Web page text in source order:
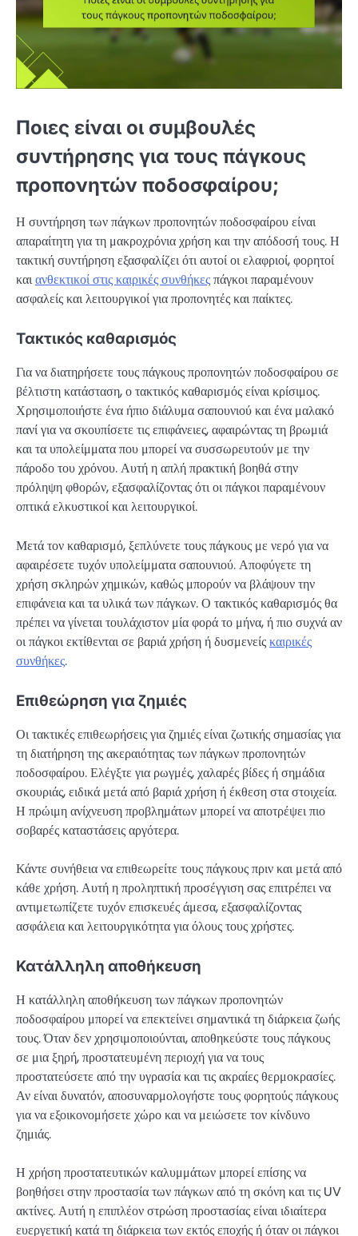
Ποιες είναι οι συμβουλές
συντήρησης για τους πάγκους
προπονητών ποδοσφαίρου;
Η συντήρηση των πάγκων προπονητών ποδοσφαίρου είναι
απαραίτητη για τη μακροχρόνια χρήση και την απόδοσή τους. Η
τακτική συντήρηση εξασφαλίζει ότι αυτοί οι ελαφριοί, φορητοί
καιανθεκτικοί στις καιρικές συνθήκεςπάγκοι παραμένουν
ασφαλείς και λειτουργικοί για προπονητές και παίκτες.
Τακτικός καθαρισμός
Για να διατηρήσετε τους πάγκους προπονητών ποδοσφαίρου σε
βέλτιστη κατάσταση, ο τακτικός καθαρισμός είναι κρίσιμος.
Χρησιμοποιήστε ένα ήπιο διάλυμα σαπουνιού και ένα μαλακό
πανί για να σκουπίσετε τις επιφάνειες, αφαιρώντας τη βρωμιά
και τα υπολείμματα που μπορεί να συσσωρευτούν με την
πάροδο του χρόνου. Αυτή η απλή πρακτική βοηθά στην
πρόληψη φθορών, εξασφαλίζοντας ότι οι πάγκοι παραμένουν
οπτικά ελκυστικοί και λειτουργικοί.
Μετά τον καθαρισμό, ξεπλύνετε τους πάγκους με νερό για να
αφαιρέσετε τυχόν υπολείμματα σαπουνιού. Αποφύγετε τη
χρήση σκληρών χημικών, καθώς μπορούν να βλάψουν την
επιφάνεια και τα υλικά των πάγκων. Ο τακτικός καθαρισμός θα
πρέπει να γίνεται τουλάχιστον μία φορά το μήνα, ή πιο συχνά αν
οι πάγκοι εκτίθενται σε βαριά χρήση ή δυσμενείςκαιρικές
συνθήκες.
Επιθεώρηση για ζημιές
Οι τακτικές επιθεωρήσεις για ζημιές είναι ζωτικής σημασίας για
τη διατήρηση της ακεραιότητας των πάγκων προπονητών
ποδοσφαίρου. Ελέγξτε για ρωγμές, χαλαρές βίδες ή σημάδια
σκουριάς, ειδικά μετά από βαριά χρήση ή έκθεση στα στοιχεία.
Η πρώιμη ανίχνευση προβλημάτων μπορεί να αποτρέψει πιο
σοβαρές καταστάσεις αργότερα.
Κάντε συνήθεια να επιθεωρείτε τους πάγκους πριν και μετά από
κάθε χρήση. Αυτή η προληπτική προσέγγιση σας επιτρέπει να
αντιμετωπίζετε τυχόν επισκευές άμεσα, εξασφαλίζοντας
ασφάλεια και λειτουργικότητα για όλους τους χρήστες.
Κατάλληλη αποθήκευση
Η κατάλληλη αποθήκευση των πάγκων προπονητών
ποδοσφαίρου μπορεί να επεκτείνει σημαντικά τη διάρκεια ζωής
τους. Όταν δεν χρησιμοποιούνται, αποθηκεύστε τους πάγκους
σε μια ξηρή, προστατευμένη περιοχή για να τους
προστατεύσετε από την υγρασία και τις ακραίες θερμοκρασίες.
Αν είναι δυνατόν, αποσυναρμολογήστε τους φορητούς πάγκους
για να εξοικονομήσετε χώρο και να μειώσετε τον κίνδυνο
ζημιάς.
Η χρήση προστατευτικών καλυμμάτων μπορεί επίσης να
βοηθήσει στην προστασία των πάγκων από τη σκόνη και τις UV
ακτίνες. Αυτή η επιπλέον στρώση προστασίας είναι ιδιαίτερα
ευεργετική κατά τη διάρκεια των εκτός εποχής ή όταν οι πάγκοι